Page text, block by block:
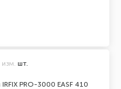
PRO-3000 EASF 410
изм. шт.